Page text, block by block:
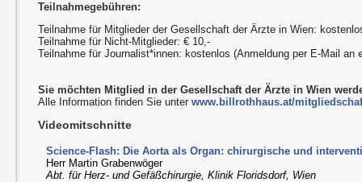
Teilnahmegebühren:
Teilnahme für Mitglieder der Gesellschaft der Ärzte in Wien:
Teilnahme für Nicht-Mitglieder: € 10,-
Teilnahme für Journalist*innen: kostenlos (Anmeldung per E-Mail an
Sie möchten Mitglied in der Gesellschaft der Ärzte in Wien
Alle Information finden Sie unterwww.billrothhaus.at/
Videomitschnitte
Science-Flash: Die Aorta als Organ: chirurgische und
Herr Martin Grabenwöger
Abt. für Herz- und Gefäßchirurgie, Klinik Floridsdorf, Wien